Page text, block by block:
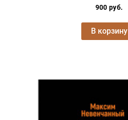
900 руб.
В корзину